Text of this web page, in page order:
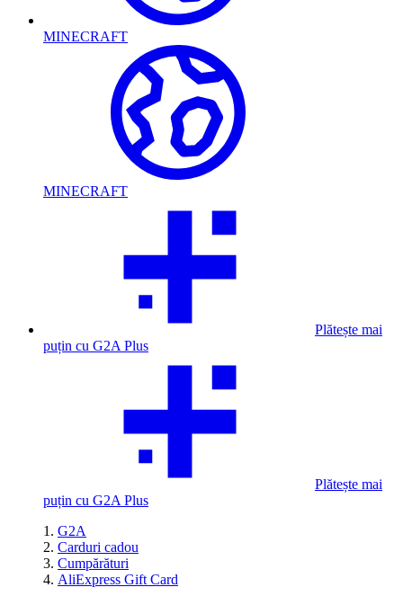
MINECRAFT
MINECRAFT
Plătește mai
puțin cu G2A Plus
Plătește mai
puțin cu G2A Plus
G2A
Carduri cadou
Cumpărături
AliExpress Gift Card